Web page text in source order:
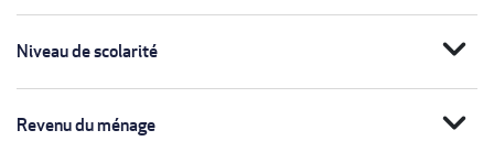
Niveau de scolarité expand_more
Revenu du ménage expand_more